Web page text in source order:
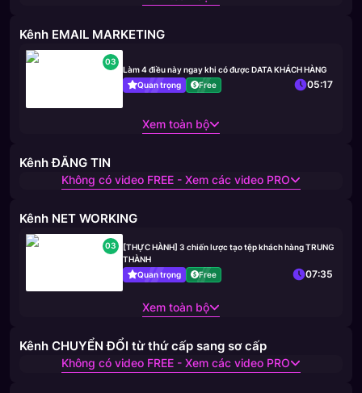
Kênh EMAIL MARKETING
03
Làm 4 điều này ngay khi có được DATA KHÁCH HÀNG
Quan trọng
Free 05:17
Xem toàn bộ
Kênh ĐĂNG TIN
Không có video FREE - Xem các video PRO
Kênh NET WORKING
03
[THỰC HÀNH] 3 chiến lược tạo tệp khách hàng TRUNG
THÀNH
Quan trọng
Free 07:35
Xem toàn bộ
Kênh CHUYỂN ĐỔI từ thứ cấp sang sơ cấp
Không có video FREE - Xem các video PRO